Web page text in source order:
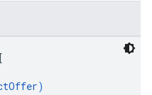
[
)